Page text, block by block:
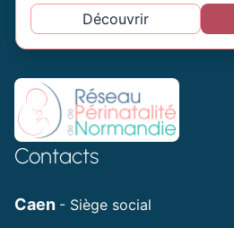
Découvrir
Contacts
Caen - Siège social